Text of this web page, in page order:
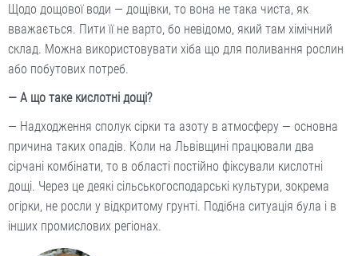
Щодо дощової води — дощівки, то вона не така чиста, як
вважається. Пити її не варто, бо невідомо, який там хімічний
склад. Можна використовувати хіба що для поливання рослин
або побутових потреб.
— А що таке кислотні дощі?
— Надходження сполук сірки та азоту в атмосферу — основна
причина таких опадів. Коли на Львівщині працювали два
сірчані комбінати, то в області постійно фіксували кислотні
дощі. Через це деякі сільськогосподарські культури, зокрема
огірки, не росли у відкритому грунті. Подібна ситуація була і в
інших промислових регіонах.